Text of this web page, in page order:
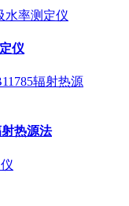
仪
热源法